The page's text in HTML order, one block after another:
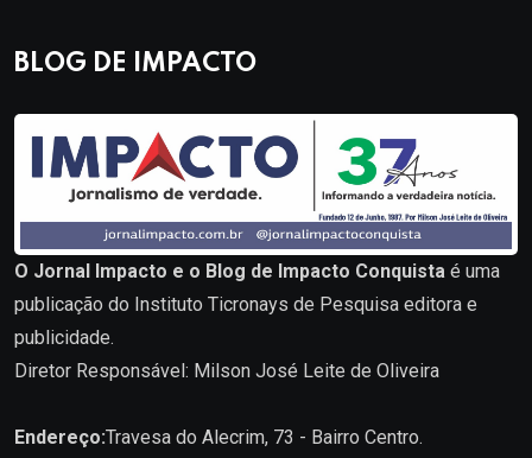
BLOG DE IMPACTO
O Jornal Impacto e o Blog de Impacto Conquista é uma
publicação do Instituto Ticronays de Pesquisa editora e
publicidade.
Diretor Responsável: Milson José Leite de Oliveira
Endereço:Travesa do Alecrim, 73 - Bairro Centro.